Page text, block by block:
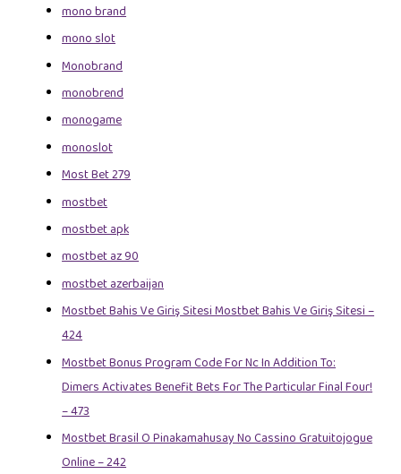
mono brand
mono slot
Monobrand
monobrend
monogame
monoslot
Most Bet 279
mostbet
mostbet apk
mostbet az 90
mostbet azerbaijan
Mostbet Bahis Ve Giriş Sitesi Mostbet Bahis Ve Giriş Sitesi –
424
Mostbet Bonus Program Code For Nc In Addition To:
Dimers Activates Benefit Bets For The Particular Final Four!
– 473
Mostbet Brasil O Pinakamahusay No Cassino Gratuitojogue
Online – 242